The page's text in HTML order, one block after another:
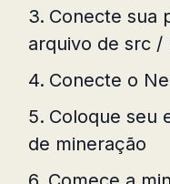
Conecte sua
arquivo de src
Conecte o
Coloque seu
de mineração